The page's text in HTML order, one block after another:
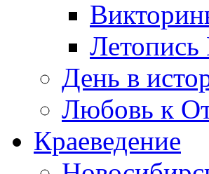
День в
Любовь к
Краеведение